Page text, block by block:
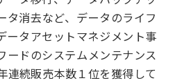
タ消去など、データのライフ
ータアセットマネジメント事
ードのシステムメンテナンス
連続販売本数１位を獲得して